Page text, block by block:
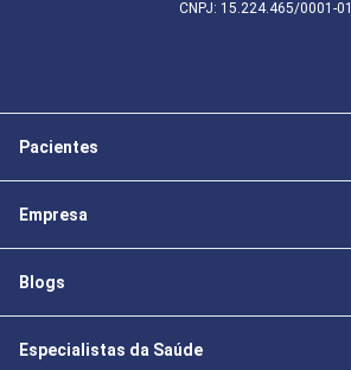
CNPJ: 15.224.465/0001-01
Pacientes
Empresa
Blogs
Especialistas da Saúde